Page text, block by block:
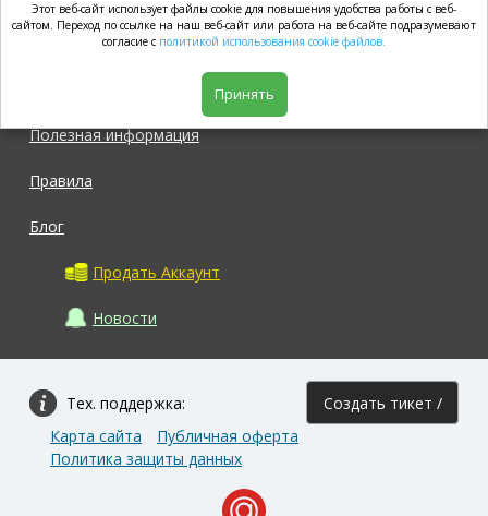
market.com
Полезная информация
Правила
Блог
Продать Аккаунт
Новости
Тех. поддержка: Создать тикет /
Карта сайта
Публичная оферта
Политика защиты данных
Этот веб-сайт использует файлы cookie для повышения удобства работы с веб-
сайтом. Переход по ссылке на наш веб-сайт или работа на веб-сайте подразумевают
согласие с политикой использования cookie файлов.
Принять